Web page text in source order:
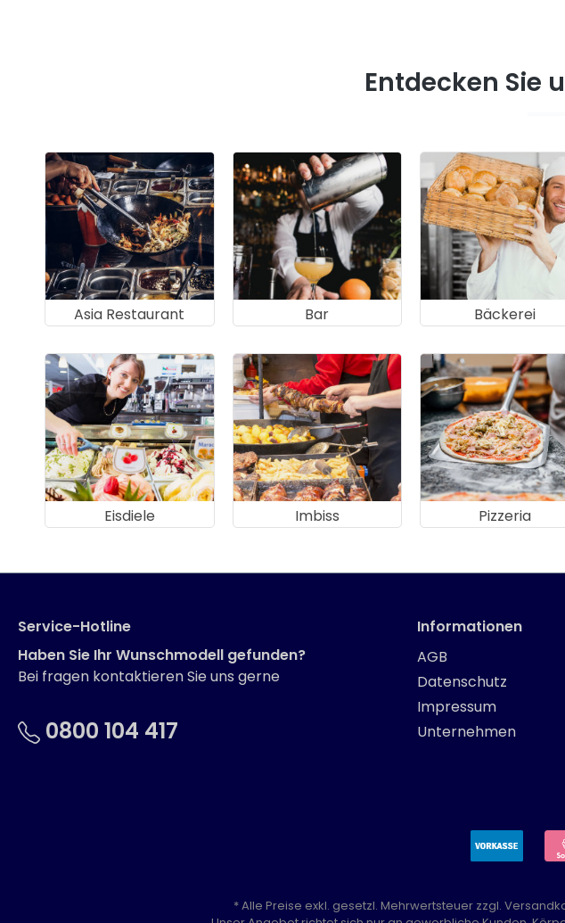
Entdecken Sie
Asia Restaurant Bar Bäckerei
Eisdiele Imbiss Pizzeria
Service-Hotline
Haben Sie Ihr Wunschmodell gefunden?
Bei fragen kontaktieren Sie uns gerne
0800 104 417
Informationen
AGB
Datenschutz
Impressum
Unternehmen
* Alle Preise exkl. gesetzl. Mehrwertsteuer zzgl.